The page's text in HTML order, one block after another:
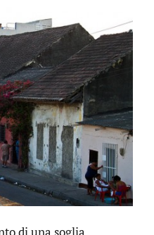
di una soglia